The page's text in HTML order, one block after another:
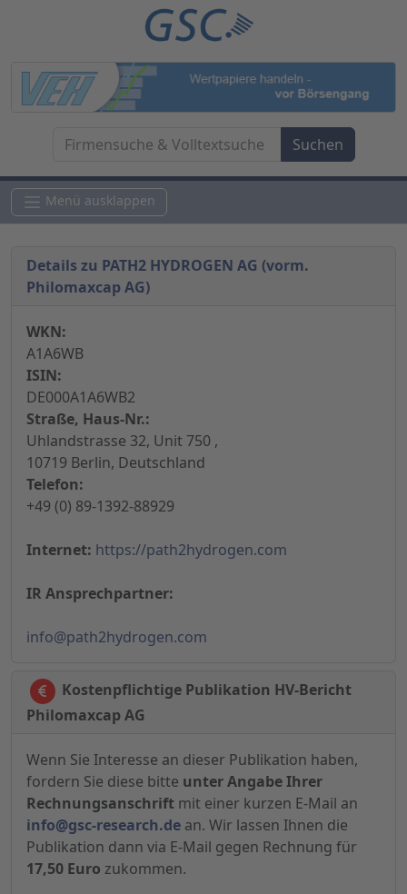
Menü ausklappen
Details zu PATH2 HYDROGEN AG (vorm.
Philomaxcap AG)
WKN:
A1A6WB
ISIN:
DE000A1A6WB2
Straße, Haus-Nr.:
Uhlandstrasse 32, Unit 750 ,
10719 Berlin, Deutschland
Telefon:
+49 (0) 89-1392-88929
Internet: https://path2hydrogen.com
IR Ansprechpartner:
info@path2hydrogen.com
Kostenpflichtige Publikation HV-Bericht
Philomaxcap AG
Wenn Sie Interesse an dieser Publikation haben,
fordern Sie diese bitte unter Angabe Ihrer
Rechnungsanschrift mit einer kurzen E-Mail an
info@gsc-research.de an. Wir lassen Ihnen die
Publikation dann via E-Mail gegen Rechnung für
17,50 Euro zukommen.